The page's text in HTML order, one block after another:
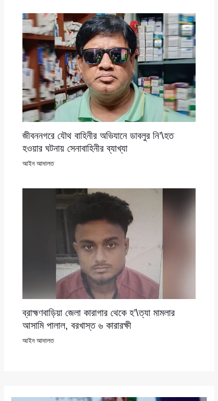
জীবননগরে যৌথ বাহিনীর অভিযানে ডাবলুর নি’\হত
হওয়ার ঘটনায় সেনাবাহিনীর ব্যাখ্যা
আইন আদালত
ব্রাহ্মণবাড়িয়া জেলা কারাগার থেকে হ’\ত্যা মামলার
আসামি পালাল, বরখাস্ত ৬ কারারক্ষী
আইন আদালত